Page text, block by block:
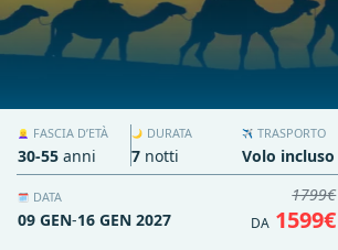
🗓️ DATA
09 GEN-16 GEN 2027
🌙 DURATA
7 notti
👱‍♀️ FASCIA D’ETÀ
30-55 anni
✈️ TRASPORTO
Volo incluso
1799€
DA 1599€